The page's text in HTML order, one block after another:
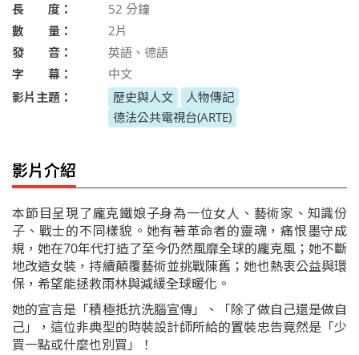
長 度：
52 分鐘
數 量：
2片
發 音：
英語、德語
字 幕：
中文
影片主題：
歷史與人文
人物傳記
德法公共電視台(ARTE)
影片介紹
本節目呈現了龐克鐵娘子身為一位女人、藝術家、知識份
子、戰士的不同樣貌。她有著革命者的靈魂，痛恨墨守成
規，她在70年代打造了至今仍然風靡全球的龐克風；她不斷
地改造女裝，持續顛覆藝術並挑戰陳舊；她也熱衷公益與環
保，希望能拯救雨林與減緩全球暖化。
她的宣言是「積極抵抗洗腦宣傳」、「除了做自己還是做自
己」，這位非典型的時裝設計師所給的置裝忠告竟然是「少
買一點或什麼也別買」！